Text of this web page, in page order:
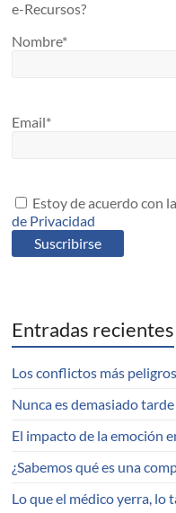
e-Recursos?
Nombre*
Email*
Estoy de acuerdo con
de Privacidad
Entradas recientes
Los conflictos más
Nunca es demasiado
El impacto de la emoción
¿Sabemos qué es una
Lo que el médico yerra, lo